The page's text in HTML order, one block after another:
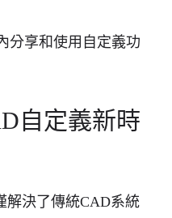
分享和使用自定義功
自定義新時
解決了傳統CAD系統